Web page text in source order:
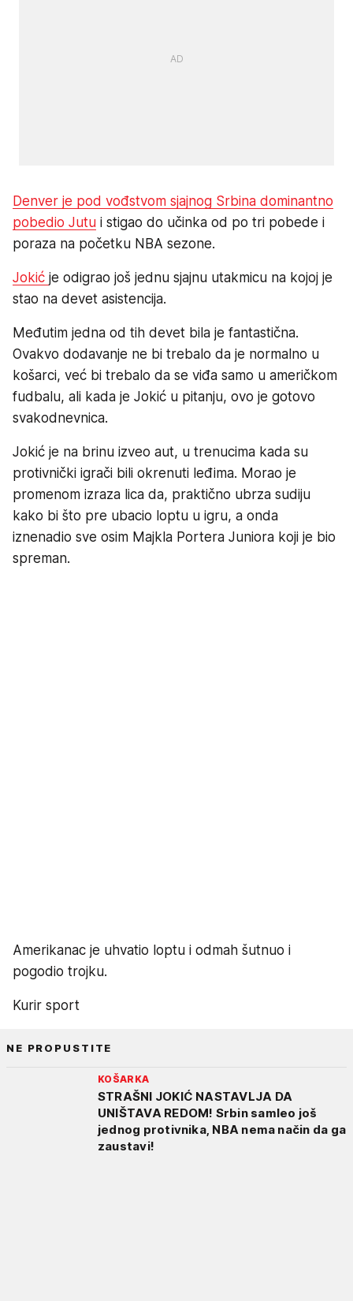
Denver je pod vođstvom sjajnog Srbina dominantno
pobedio Jutu i stigao do učinka od po tri pobede i
poraza na početku NBA sezone.
Jokić je odigrao još jednu sjajnu utakmicu na kojoj je
stao na devet asistencija.
Međutim jedna od tih devet bila je fantastična.
Ovakvo dodavanje ne bi trebalo da je normalno u
košarci, već bi trebalo da se viđa samo u američkom
fudbalu, ali kada je Jokić u pitanju, ovo je gotovo
svakodnevnica.
Jokić je na brinu izveo aut, u trenucima kada su
protivnički igrači bili okrenuti leđima. Morao je
promenom izraza lica da, praktično ubrza sudiju
kako bi što pre ubacio loptu u igru, a onda
iznenadio sve osim Majkla Portera Juniora koji je bio
spreman.
Amerikanac je uhvatio loptu i odmah šutnuo i
pogodio trojku.
Kurir sport
NE PROPUSTITE
KOŠARKA
STRAŠNI JOKIĆ NASTAVLJA DA
UNIŠTAVA REDOM! Srbin samleo još
jednog protivnika, NBA nema način da ga
zaustavi!